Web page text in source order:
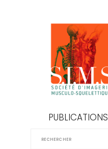
PUBLICATIONS